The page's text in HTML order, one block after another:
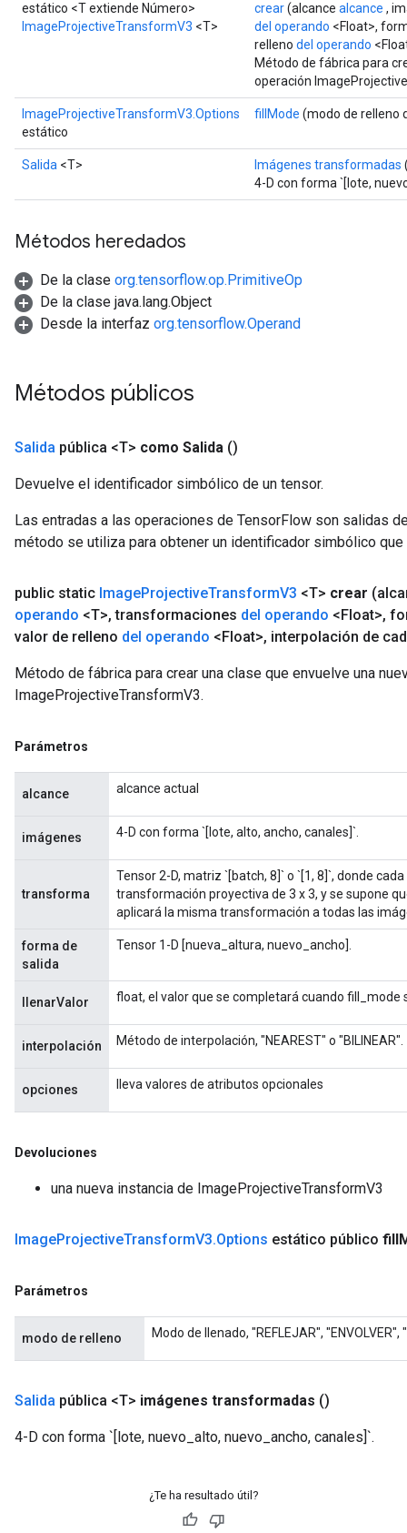
estático <T extiende Número>
ImageProjectiveTransformV3 <T>
crear(alcance alcance ,
del operando <Float>,
relleno del operando
Método de fábrica para
operación
ImageProjectiveTransformV3.Options
estático
fillMode (modo de relleno
Salida <T> Imágenes transformadas
4-D con forma `[lote,
Métodos heredados
De la clase org.tensorflow.op.PrimitiveOp
De la clase java.lang.Object
Desde la interfaz org.tensorflow.Operand
Métodos públicos
Salida pública <T> como Salida ()
Devuelve el identificador simbólico de un tensor.
Las entradas a las operaciones de TensorFlow son salidas
método se utiliza para obtener un identificador simbólico
public static ImageProjectiveTransformV3 <T> crear
operando <T>, transformaciones del operando <Float>,
valor de relleno del operando <Float>, interpolación de
Método de fábrica para crear una clase que envuelve una
ImageProjectiveTransformV3.
Parámetros
alcance alcance actual
imágenes 4-D con forma `[lote, alto, ancho, canales]`.
transforma
Tensor 2-D, matriz `[batch, 8]` o `[1, 8]`, donde
transformación proyectiva de 3 x 3, y se supone
aplicará la misma transformación a todas las
forma de
salida
Tensor 1-D [nueva_altura, nuevo_ancho].
llenarValor float, el valor que se completará cuando fill_mode
interpolación Método de interpolación, "NEAREST" o "BILINEAR".
opciones lleva valores de atributos opcionales
Devoluciones
una nueva instancia de ImageProjectiveTransformV3
ImageProjectiveTransformV3.Options estático público fill
Parámetros
modo de relleno Modo de llenado, "REFLEJAR",
Salida pública <T> imágenes transformadas ()
4-D con forma `[lote, nuevo_alto, nuevo_ancho, canales]`.
¿Te ha resultado útil?